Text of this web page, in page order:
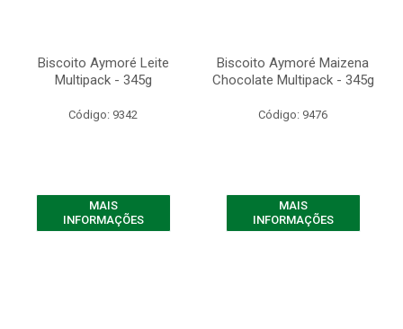
Biscoito Aymoré Leite
Multipack - 345g
Código: 9342
MAIS
INFORMAÇÕES
Biscoito Aymoré Maizena
Chocolate Multipack - 345g
Código: 9476
MAIS
INFORMAÇÕES